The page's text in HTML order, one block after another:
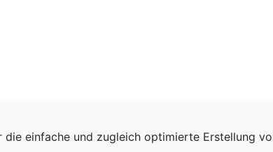
einfache und zugleich optimierte Erstellung